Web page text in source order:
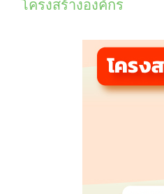
โครงสร้างองค์กร